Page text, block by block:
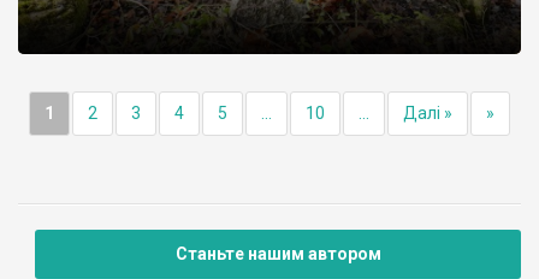
1 2 3 4 5 10 Далі » »
Станьте нашим автором